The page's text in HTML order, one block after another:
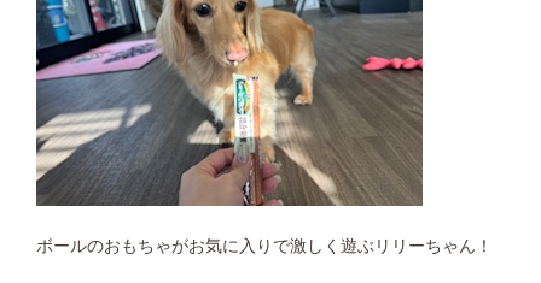
ボールのおもちゃがお気に入りで激しく遊ぶリリーちゃん！